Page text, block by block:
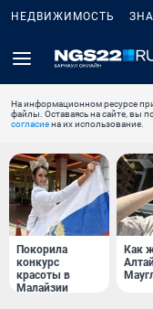
НЕДВИЖИМОСТЬ
На информационном ресурсе
файлы. Оставаясь на сайте, вы
согласиена их использование.
Покорила
конкурс
красоты в
Малайзии
Как